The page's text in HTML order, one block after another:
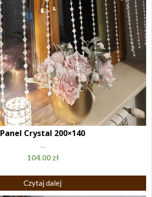
Panel Crystal 200×140
...
104.00 zł
Czytaj dalej